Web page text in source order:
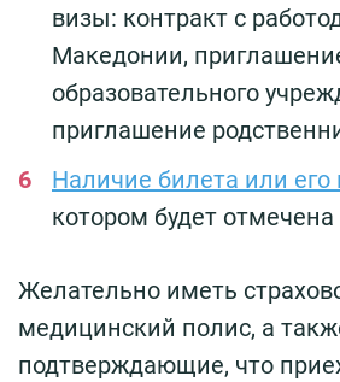
визы: контракт с
Македонии,
образовательного
приглашение
Наличие билета или его
котором будет
Желательно иметь
медицинский полис, а
подтверждающие, что